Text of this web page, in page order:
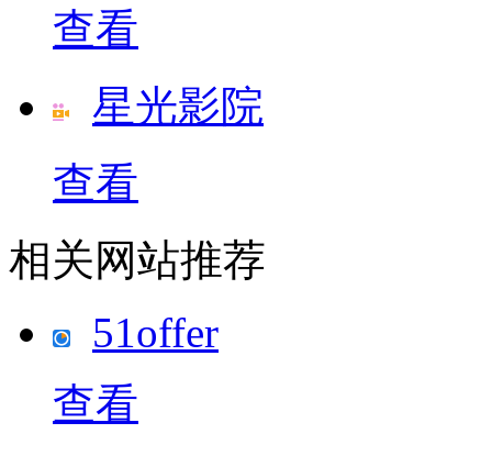
查看
星光影院
查看
相关网站推荐
51offer
查看